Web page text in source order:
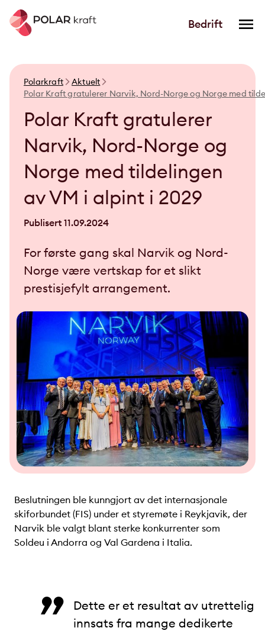
Bedrift
Polarkraft
Aktuelt
Polar Kraft gratulerer Narvik, Nord-Norge og Norge med
Polar Kraft gratulerer
Narvik, Nord-Norge og
Norge med tildelingen
av VM i alpint i 2029
Publisert 11.09.2024
For første gang skal Narvik og Nord-
Norge være vertskap for et slikt
prestisjefylt arrangement.
Beslutningen ble kunngjort av det internasjonale
skiforbundet (FIS) under et styremøte i Reykjavik, der
Narvik ble valgt blant sterke konkurrenter som
Soldeu i Andorra og Val Gardena i Italia.
Dette er et resultat av utrettelig
innsats fra mange dedikerte